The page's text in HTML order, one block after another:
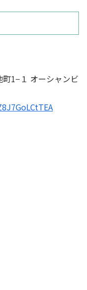
1−１ オーシャンビ